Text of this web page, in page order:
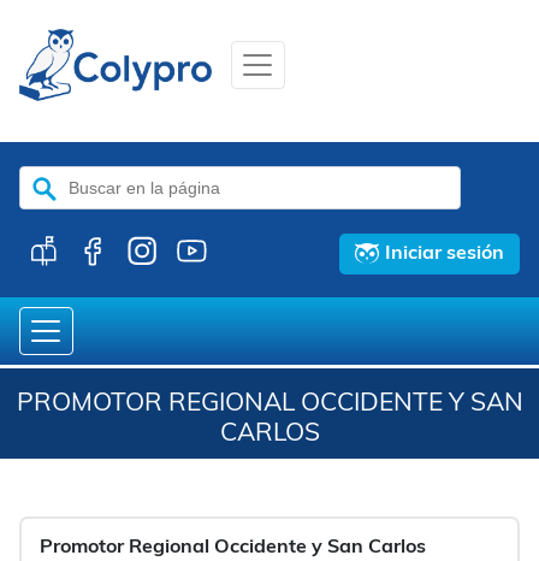
Buscar:
Iniciar sesión
PROMOTOR REGIONAL OCCIDENTE Y SAN
CARLOS
Promotor Regional Occidente y San Carlos